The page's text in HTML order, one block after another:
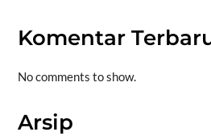
Komentar
No comments to show.
Arsip